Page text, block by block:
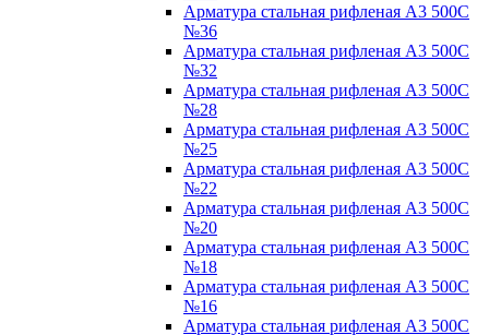
Арматура стальная рифленая А3 500С
№36
Арматура стальная рифленая А3 500С
№32
Арматура стальная рифленая А3 500С
№28
Арматура стальная рифленая А3 500С
№25
Арматура стальная рифленая А3 500С
№22
Арматура стальная рифленая А3 500С
№20
Арматура стальная рифленая А3 500С
№18
Арматура стальная рифленая А3 500С
№16
Арматура стальная рифленая А3 500С